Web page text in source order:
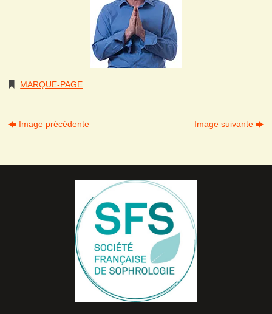
MARQUE-PAGE
Image précédente Image suivante